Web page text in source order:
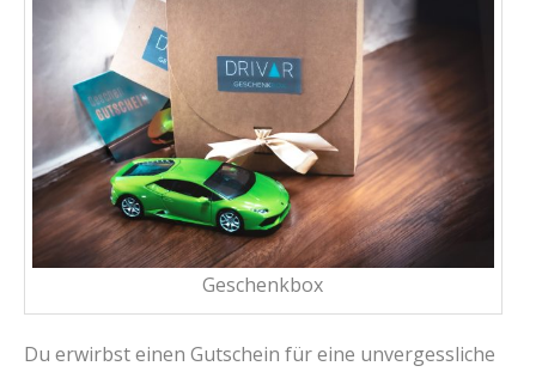
Geschenkbox
Du erwirbst einen Gutschein für eine unvergessliche